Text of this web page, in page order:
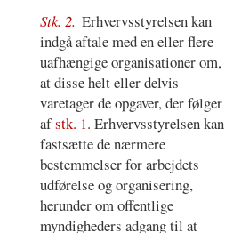
Stk. 2. Erhvervsstyrelsen kan
indgå aftale med en eller flere
uafhængige organisationer om,
at disse helt eller delvis
varetager de opgaver, der følger
afstk. 1. Erhvervsstyrelsen kan
fastsætte de nærmere
bestemmelser for arbejdets
udførelse og organisering,
herunder om offentlige
myndigheders adgang til at